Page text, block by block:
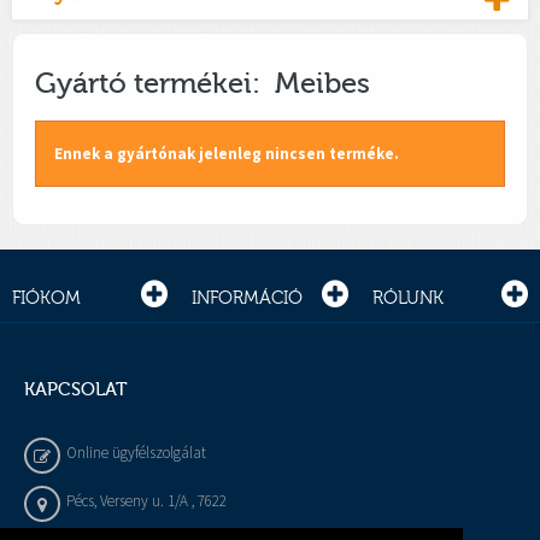
Gyártó termékei: Meibes
Ennek a gyártónak jelenleg nincsen terméke.
FIÓKOM INFORMÁCIÓ RÓLUNK
KAPCSOLAT
Online ügyfélszolgálat
Pécs, Verseny u. 1/A , 7622